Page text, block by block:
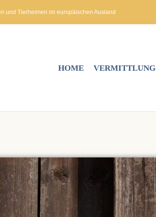
und Tierheimen im europäischen Ausland
HOME VERMITTLUNG